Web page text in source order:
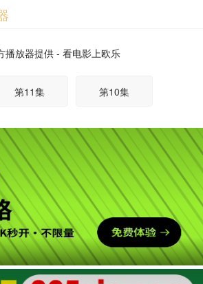
放器提供 - 看电影上欧乐
第11集 第10集
第05集 第04集
第02集 第01集 广告